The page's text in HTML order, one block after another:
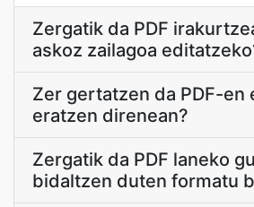
Zergatik da PDF
askoz zailagoa
Zer gertatzen da PDF-en
eratzen direnean?
Zergatik da PDF laneko
bidaltzen duten formatu